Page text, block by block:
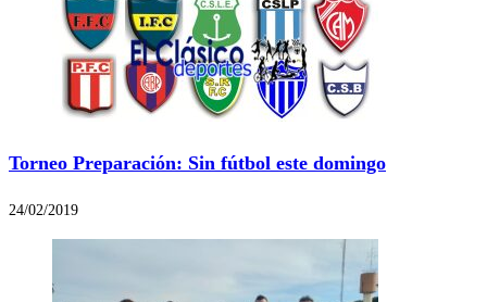
Torneo Preparación: Sin fútbol este domingo
24/02/2019